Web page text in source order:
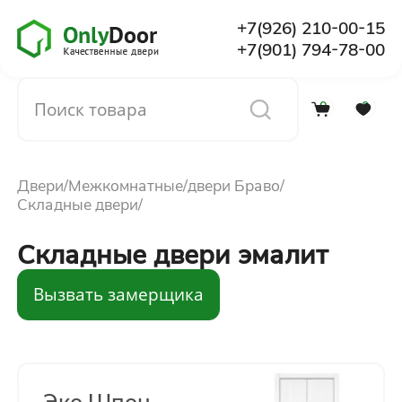
+7(926) 210-00-15
+7(901) 794-78-00
0 0
О компании
Установка
Доставка и оплата
Двери Межкомнатные двери Браво
Складные двери
Складные двери эмалит
Вызвать замерщика